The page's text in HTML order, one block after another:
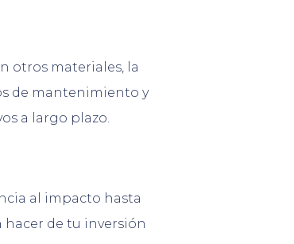
otros materiales, la
de mantenimiento y
a largo plazo.
al impacto hasta
hacer de tu inversión